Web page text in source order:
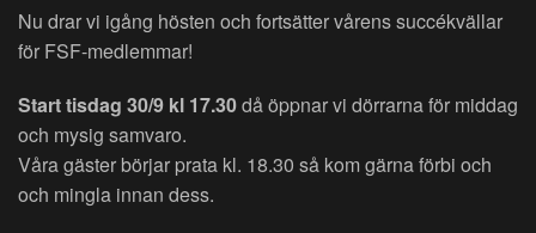
Nu drar vi igång hösten och fortsätter vårens succékvällar
för FSF-medlemmar!
Start tisdag 30/9 kl 17.30då öppnar vi dörrarna för middag
och mysig samvaro.
Våra gäster börjar prata kl. 18.30 så kom gärna förbi och
och mingla innan dess.